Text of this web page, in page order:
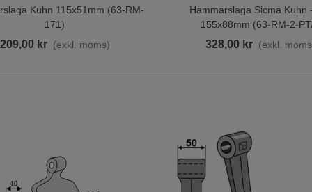
I Varukorgen
Kuhn 115x51mm (63-RM-
171)
209,00 kr (exkl. moms)
Lägg Till I Varukorgen
Hammarslaga Sicma Kuhn
155x88mm (63-RM-2-
328,00 kr (exkl.